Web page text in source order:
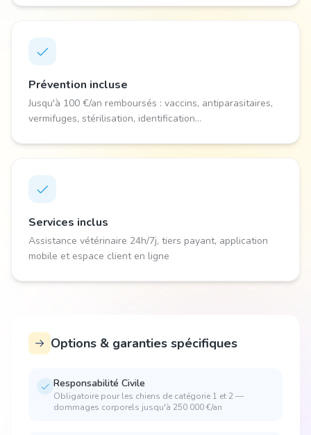
Prévention incluse
Jusqu'à 100 €/an remboursés : vaccins, antiparasitaires,
vermifuges, stérilisation, identification...
Services inclus
Assistance vétérinaire 24h/7j, tiers payant, application
mobile et espace client en ligne
Options & garanties spécifiques
Responsabilité Civile
Obligatoire pour les chiens de catégorie 1 et 2 —
dommages corporels jusqu'à 250 000 €/an